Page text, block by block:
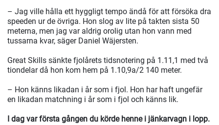
– Jag ville hålla ett hyggligt tempo ändå för att försöka dra
speeden ur de övriga. Hon slog av lite på takten sista 50
meterna, men jag var aldrig orolig utan hon vann med
tussarna kvar, säger Daniel Wäjersten.
Great Skills sänkte fjolårets tidsnotering på 1.11,1 med två
tiondelar då hon kom hem på 1.10,9a/2 140 meter.
– Hon känns likadan i år som i fjol. Hon har haft ungefär
en likadan matchning i år som i fjol och känns lik.
I dag var första gången du körde henne i jänkarvagn i lopp.